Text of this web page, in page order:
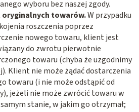
wyboru bez naszej zgody.
towarów.W przypadku
roszczenia poprzez
nowego towaru, klient jest
do zwrotu pierwotnie
towaru (chyba że uzgodnimy
Klient nie może żądać dostarczenia
towaru (i nie może odstąpić od
jeżeli nie może zwrócić towaru w
stanie, w jakim go otrzymał;